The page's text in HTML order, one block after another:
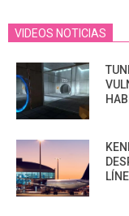
VIDEOS NOTICIAS